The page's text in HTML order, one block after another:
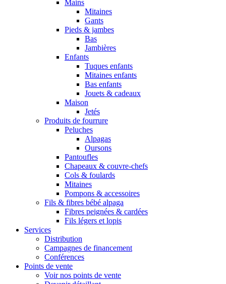
Mains
Mitaines
Gants
Pieds & jambes
Bas
Jambières
Enfants
Tuques enfants
Mitaines enfants
Bas enfants
Jouets & cadeaux
Maison
Jetés
Produits de fourrure
Peluches
Alpagas
Oursons
Pantoufles
Chapeaux & couvre-chefs
Cols & foulards
Mitaines
Pompons & accessoires
Fils & fibres bébé alpaga
Fibres peignées & cardées
Fils légers et lopis
Services
Distribution
Campagnes de financement
Conférences
Points de vente
Voir nos points de vente